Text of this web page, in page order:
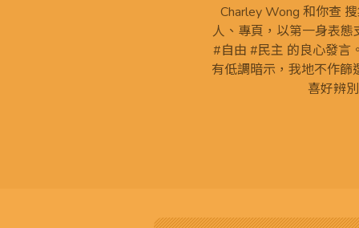
Charley Wong 和你查
人、專頁，以第一身表態
#自由 #民主 的良心發言
有低調暗示，我地不作篩
喜好辨別